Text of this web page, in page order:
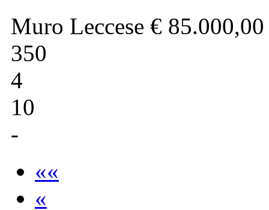
Muro Leccese € 85.000,00
350
4
10
-
««
«